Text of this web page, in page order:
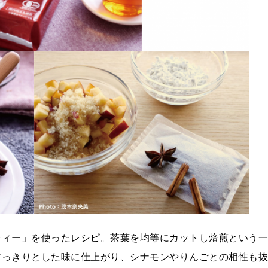
ー」を使ったレシピ。茶葉を均等にカットし焙煎という一
きりとした味に仕上がり、シナモンやりんごとの相性も抜